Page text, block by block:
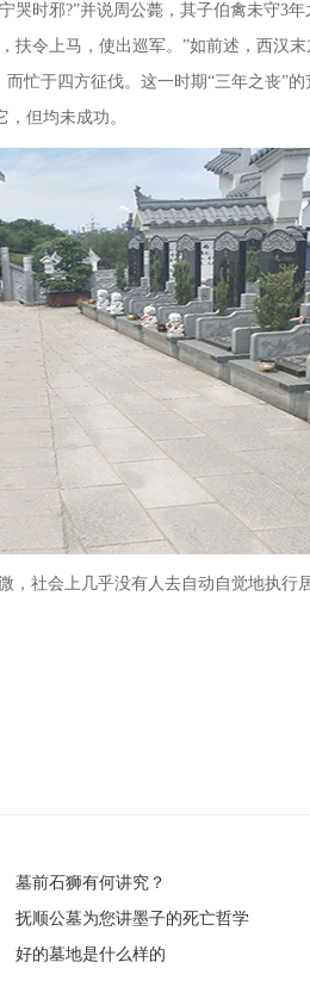
哭时邪?”并说周公薨，其子伯禽未守3年
扶令上马，使出巡军。”如前述，西汉
而忙于四方征伐。这一时期“三年之丧”
但均未成功。
社会上几乎没有人去自动自觉地执行
墓前石狮有何讲究？
抚顺公墓为您讲墨子的死亡哲学
好的墓地是什么样的